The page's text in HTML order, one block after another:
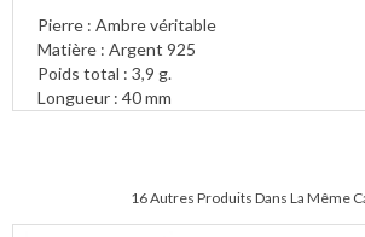
Pierre : Ambre véritable
Matière : Argent 925
Poids total : 3,9 g.
Longueur : 40 mm
16 Autres Produits Dans La Même